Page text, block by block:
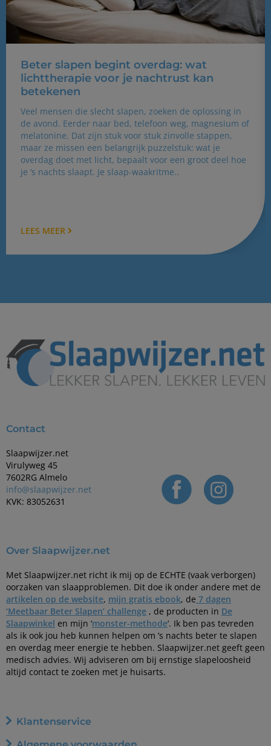
Beter slapen begint overdag: wat
lichttherapie voor je nachtrust kan
betekenen
Veel mensen die slecht slapen, zoeken de oplossing in
de avond. Eerder naar bed, telefoon weg, magnesium of
melatonine. Dat zijn stuk voor stuk zinvolle stappen,
maar ze missen een belangrijk puzzelstuk: wat je
overdag doet met licht, bepaalt voor een groot deel hoe
je ‘s nachts slaapt. Je slaap-waakritme..
LEES MEER
Contact
Slaapwijzer.net
Virulyweg 45
7602RG Almelo
info@slaapwijzer.net
KVK: 83052631
Over Slaapwijzer.net
Met Slaapwijzer.net richt ik mij op de ECHTE (vaak verborgen)
oorzaken van slaapproblemen. Dit doe ik onder andere met de
artikelen op de website, mijn gratis ebook, de 7 dagen
‘Meetbaar Beter Slapen’ challenge , de producten in De
Slaapwinkel en mijn ‘monster-methode‘. Ik ben pas tevreden
als ik ook jou heb kunnen helpen om ’s nachts beter te slapen
en overdag meer energie te hebben. Slaapwijzer.net geeft geen
medisch advies. Wij adviseren om bij ernstige slapeloosheid
altijd contact te zoeken met je huisarts.
Klantenservice